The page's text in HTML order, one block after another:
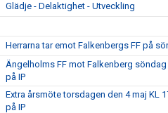
Glädje - Delaktighet - Utveckling
Herrarna tar emot Falkenbergs FF på
Ängelholms FF mot Falkenberg söndag
på IP
Extra årsmöte torsdagen den 4 maj KL
på IP